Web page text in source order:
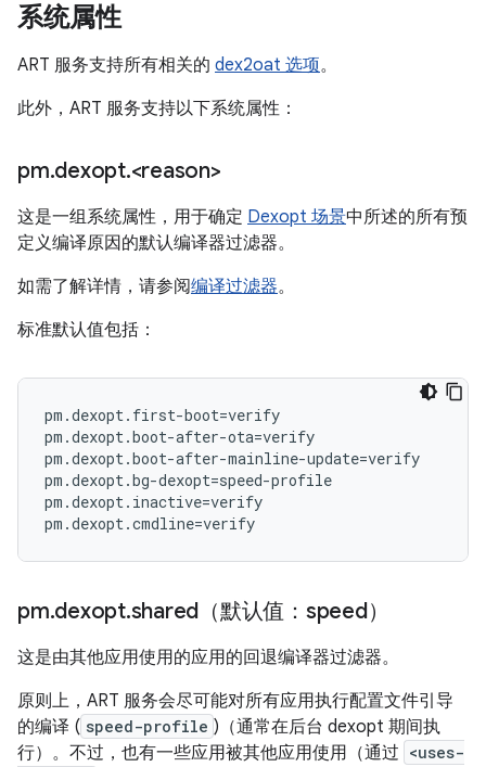
系统属性
ART 服务支持所有相关的 dex2oat 选项。
此外，ART 服务支持以下系统属性：
pm.dexopt.<reason>
这是一组系统属性，用于确定 Dexopt 场景中所述的所有预
定义编译原因 的默认编译器过滤器。
如需了解详情，请参阅编译过滤器。
标准默认值包括：
pm.dexopt.first-boot=verify
pm.dexopt.boot-after-ota=verify
pm.dexopt.boot-after-mainline-update=verify
pm.dexopt.bg-dexopt=speed-profile
pm.dexopt.inactive=verify
pm.dexopt.shared（默认值：speed）
这是由其他应用使用的应用的回退编译器过滤器。
原则上，ART 服务会尽可能对所有应用执行配置文件引导
的编译 ( speed-profile )（通常在后台 dexopt 期间执
行）。不过，也有一些应用被其他应用使用（通过 <uses-